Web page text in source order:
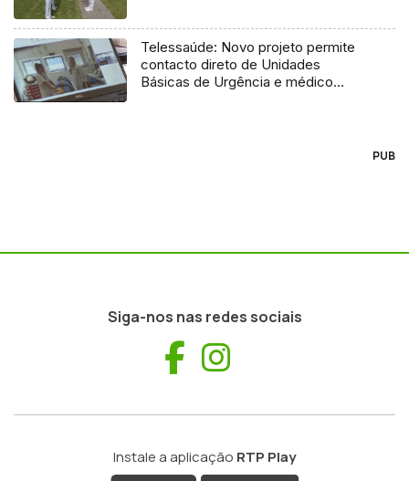
Telessaúde: Novo projeto permite
contacto direto de Unidades
Básicas de Urgência e médico
PUB
Siga-nos nas redes sociais
Facebook
Instale a aplicação RTP Play